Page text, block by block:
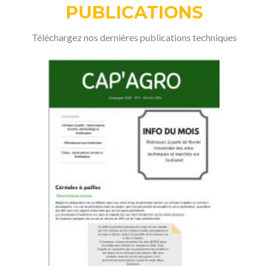
PUBLICATIONS
Téléchargez nos dernières publications techniques